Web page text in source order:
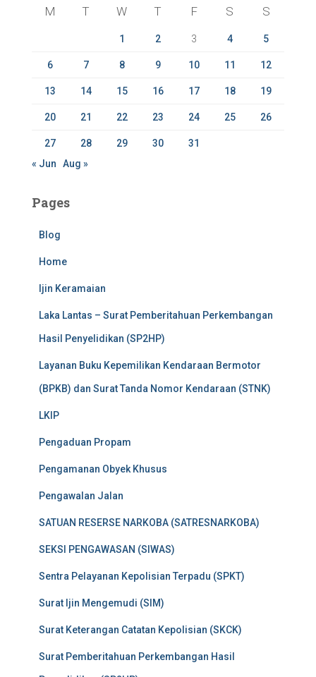
M T W T F S S
1 2 3 4 5
6 7 8 9 10 11 12
13 14 15 16 17 18 19
20 21 22 23 24 25 26
27 28 29 30
31
« Jun
Aug »
Pages
Blog
Home
Ijin Keramaian
Laka Lantas – Surat Pemberitahuan Perkembangan
Hasil Penyelidikan (SP2HP)
Layanan Buku Kepemilikan Kendaraan Bermotor
(BPKB) dan Surat Tanda Nomor Kendaraan (STNK)
LKIP
Pengaduan Propam
Pengamanan Obyek Khusus
Pengawalan Jalan
SATUAN RESERSE NARKOBA (SATRESNARKOBA)
SEKSI PENGAWASAN (SIWAS)
Sentra Pelayanan Kepolisian Terpadu (SPKT)
Surat Ijin Mengemudi (SIM)
Surat Keterangan Catatan Kepolisian (SKCK)
Surat Pemberitahuan Perkembangan Hasil